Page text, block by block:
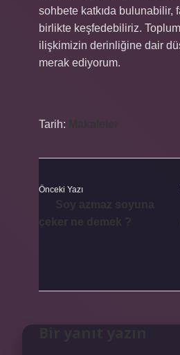
sohbete katkıda bulunabilir,
birlikte keşfedebiliriz.
ilişkimizin derinliğine dair
merak ediyorum.
Tarih:
Önceki Yazı